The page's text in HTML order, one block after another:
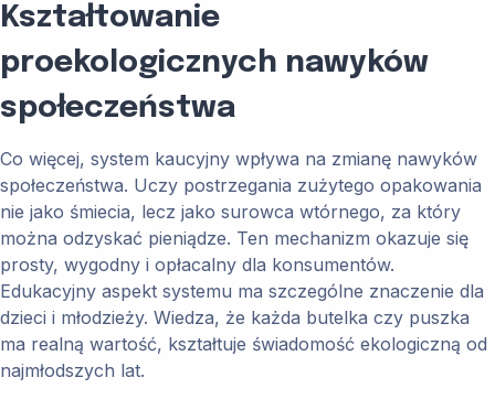
Kształtowanie
proekologicznych nawyków
społeczeństwa
Co więcej, system kaucyjny wpływa na zmianę nawyków
społeczeństwa. Uczy postrzegania zużytego opakowania
nie jako śmiecia, lecz jako surowca wtórnego, za który
można odzyskać pieniądze. Ten mechanizm okazuje się
prosty, wygodny i opłacalny dla konsumentów.
Edukacyjny aspekt systemu ma szczególne znaczenie dla
dzieci i młodzieży. Wiedza, że każda butelka czy puszka
ma realną wartość, kształtuje świadomość ekologiczną od
najmłodszych lat.